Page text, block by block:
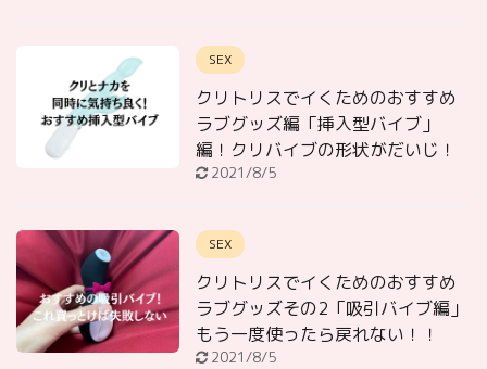
SEX
クリトリスでイくためのおすすめ
ラブグッズ編「挿入型バイブ」
編！クリバイブの形状がだいじ！
2021/8/5
SEX
クリトリスでイくためのおすすめ
ラブグッズその2「吸引バイブ編」
もう一度使ったら戻れない！！
2021/8/5